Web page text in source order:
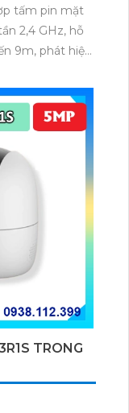
tấm pin mặt
2,4 GHz, hỗ
9m, phát hiện
TRONG